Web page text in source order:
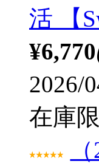
活 【
¥6,770
2026/
在庫